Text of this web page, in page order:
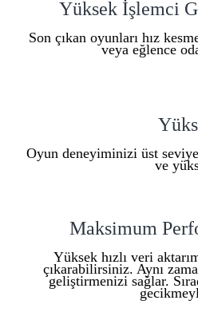
Yüksek İşlemci
Son çıkan oyunları hız
veya eğlence
Oyun deneyiminizi üst
ve
Maksimum
Yüksek hızlı veri
çıkarabilirsiniz. Aynı
geliştirmenizi sağlar.